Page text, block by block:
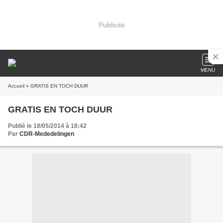
Publicité
MENU
Accueil » GRATIS EN TOCH DUUR
GRATIS EN TOCH DUUR
Publié le 18/05/2014 à 18:42
Par CDR-Mededelingen